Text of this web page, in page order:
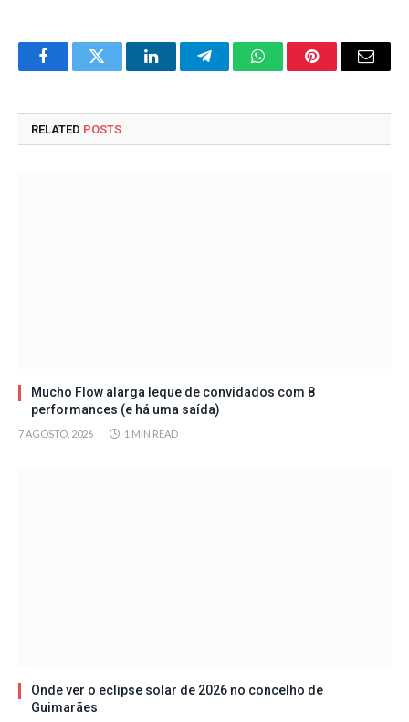
FacebookTwitter LinkedInTelegramWhatsAppPinterestEmail
RELATED POSTS
Mucho Flow alarga leque de convidados com 8
performances (e há uma saída)
7 AGOSTO, 2026 1 MIN READ
Onde ver o eclipse solar de 2026 no concelho de
Guimarães